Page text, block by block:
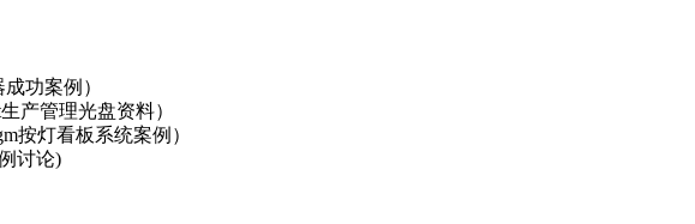
功案例）
产管理光盘资料）
按灯看板系统案例）
讨论)